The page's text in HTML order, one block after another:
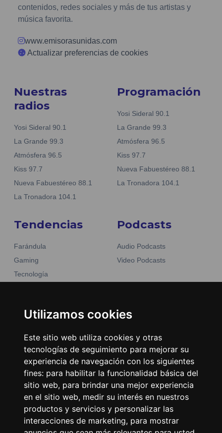
Utilizamos cookies
Este sitio web utiliza cookies y otras
tecnologías de seguimiento para mejorar su
experiencia de navegación con los siguientes
fines: para habilitar la funcionalidad básica del
sitio web, para brindar una mejor experiencia
en el sitio web, medir su interés en nuestros
productos y servicios y personalizar las
interacciones de marketing, para mostrar
contenidos, redes sociales y más de tus artistas y
música favorita.
www.emisorasunidas.com
Actualizar preferencias de cookies
Nuestras
radios
Yosi Sideral 90.1
La Grande 99.3
Atmósfera 96.5
Kiss 97.7
Nueva Fabuestéreo 88.1
La Tronadora 104.1
Programación
Yosi Sideral 90.1
La Grande 99.3
Atmósfera 96.5
Kiss 97.7
Nueva Fabuestéreo 88.1
La Tronadora 104.1
Tendencias
Farándula
Gaming
Tecnología
Noticias
Podcasts
Audio Podcasts
Video Podcasts
Emisoras Unidas
Encuéntranos
Contacto
Términos y condiciones
Directorio